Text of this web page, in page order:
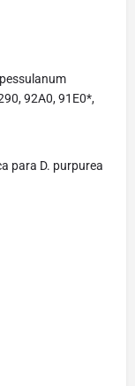
92A0, 91E0*,
para D. purpurea